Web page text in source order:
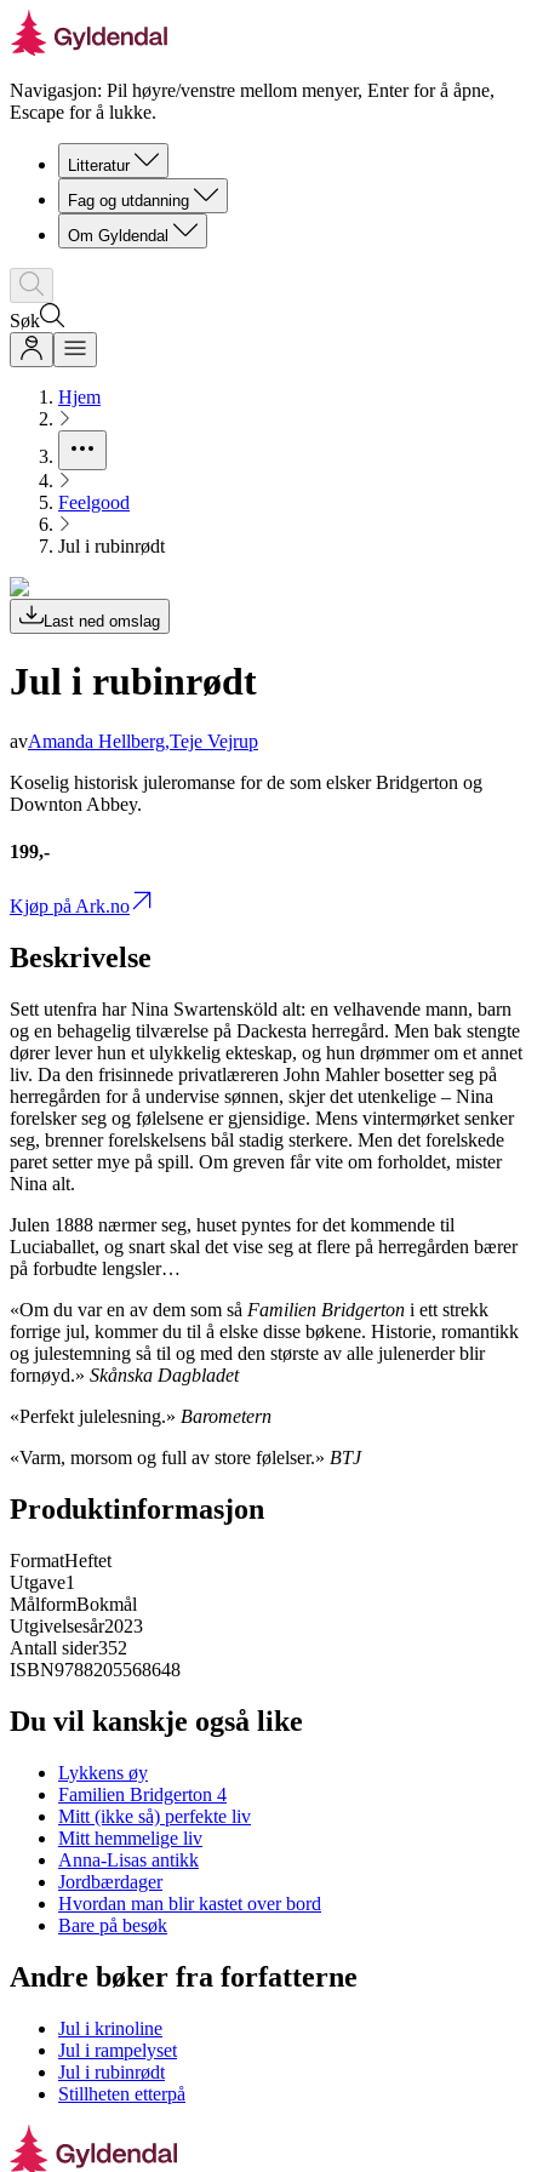
Navigasjon: Pil høyre/venstre mellom menyer, Enter for å åpne,
Escape for å lukke.
Litteratur
Fag og utdanning
Om Gyldendal
Søk
Hjem
Feelgood
Jul i rubinrødt
Last ned omslag
Jul i rubinrødt
avAmanda Hellberg,Teje Vejrup
Koselig historisk juleromanse for de som elsker Bridgerton og
Downton Abbey.
199,-
Kjøp på Ark.no
Beskrivelse
Sett utenfra har Nina Swartensköld alt: en velhavende mann, barn
og en behagelig tilværelse på Dackesta herregård. Men bak stengte
dører lever hun et ulykkelig ekteskap, og hun drømmer om et annet
liv. Da den frisinnede privatlæreren John Mahler bosetter seg på
herregården for å undervise sønnen, skjer det utenkelige – Nina
forelsker seg og følelsene er gjensidige. Mens vintermørket senker
seg, brenner forelskelsens bål stadig sterkere. Men det forelskede
paret setter mye på spill. Om greven får vite om forholdet, mister
Nina alt.
Julen 1888 nærmer seg, huset pyntes for det kommende til
Luciaballet, og snart skal det vise seg at flere på herregården bærer
på forbudte lengsler…
«Om du var en av dem som så Familien Bridgerton i ett strekk
forrige jul, kommer du til å elske disse bøkene. Historie, romantikk
og julestemning så til og med den største av alle julenerder blir
fornøyd.» Skånska Dagbladet
«Perfekt julelesning.» Barometern
«Varm, morsom og full av store følelser.» BTJ
Produktinformasjon
FormatHeftet
Utgave1
MålformBokmål
Utgivelsesår2023
Antall sider352
ISBN9788205568648
Du vil kanskje også like
Lykkens øy
Familien Bridgerton 4
Mitt (ikke så) perfekte liv
Mitt hemmelige liv
Anna-Lisas antikk
Jordbærdager
Hvordan man blir kastet over bord
Bare på besøk
Andre bøker fra forfatterne
Jul i krinoline
Jul i rampelyset
Jul i rubinrødt
Stillheten etterpå